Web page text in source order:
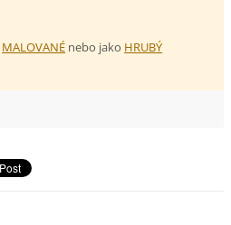
MALOVANÉ nebo jako HRUBÝ